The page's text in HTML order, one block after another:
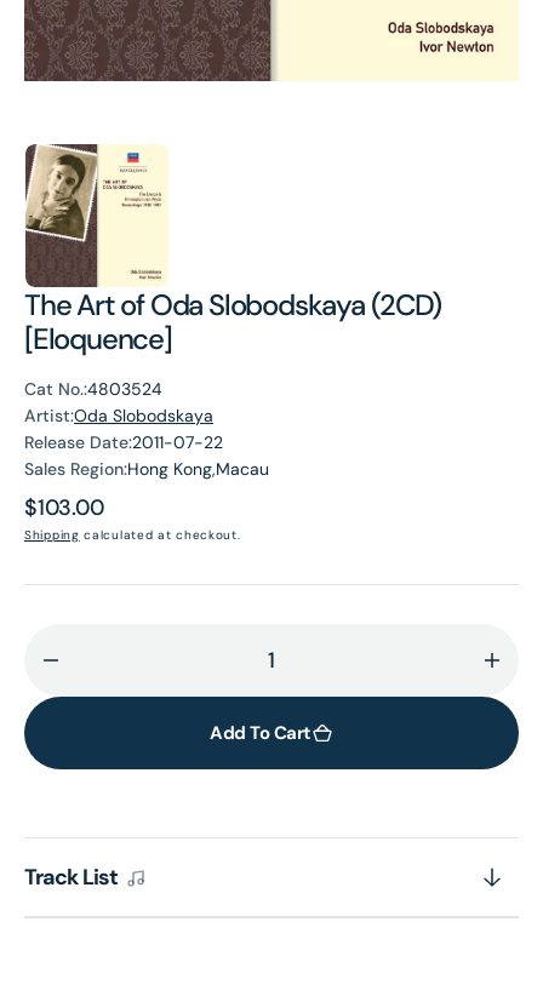
The Art of Oda Slobodskaya (2CD)
[Eloquence]
Cat No.:4803524
Artist:Oda Slobodskaya
Release Date:2011-07-22
Sales Region:Hong Kong,Macau
Regular
price
$103.00
Shipping calculated at checkout.
quantity
The
Oda
Slobodskaya
for
The
Oda
Add To Cart
Track List